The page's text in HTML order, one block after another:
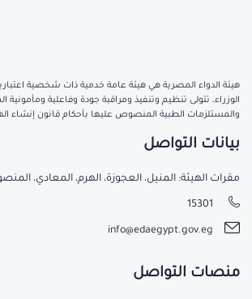
هيئة الدواء المصرية هي هيئة عامة خدمية ذات شخصية
الوزراء، تتولى تنظيم وتنفيذ ومراقبة جودة وفاعلية
والمستلزمات الطبية المنصوص عليها بأحكام قانون إنشاء
بيانات التواصل
مقرات الهيئة: المنيل، العجوزة، الهرم، المعادي،
15301
info@edaegypt.gov.eg
منصات التواصل